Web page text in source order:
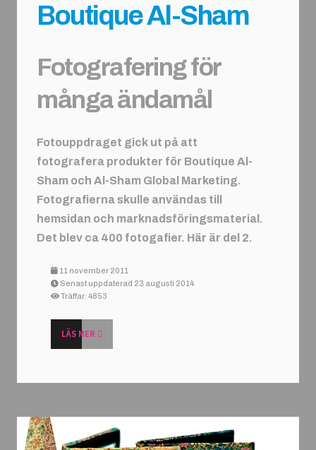
Boutique Al-Sham
Fotografering för
många ändamål
Fotouppdraget gick ut på att
fotografera produkter för Boutique Al-
Sham och Al-Sham Global Marketing.
Fotografierna skulle användas till
hemsidan och marknadsföringsmaterial.
Det blev ca 400 fotogafier. Här är del 2.
11 november 2011
Senast uppdaterad 23 augusti 2014
Träffar: 4853
LÄS MER